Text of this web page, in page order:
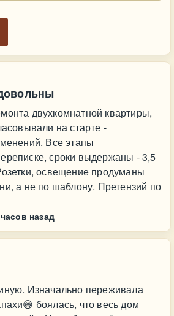
двухкомнатной квартиры,
на старте -
Все этапы
сроки выдержаны - 3,5
освещение продуманы
а не по шаблону. Претензий по
назад
Изначально переживала
боялась, что весь дом